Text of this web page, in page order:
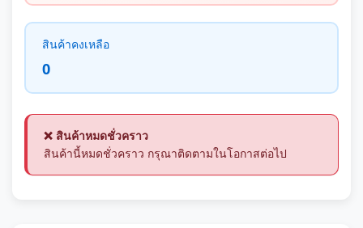
สินค้าคงเหลือ
0
❌ สินค้าหมดชั่วคราว
สินค้านี้หมดชั่วคราว กรุณาติดตามในโอกาสต่อไป